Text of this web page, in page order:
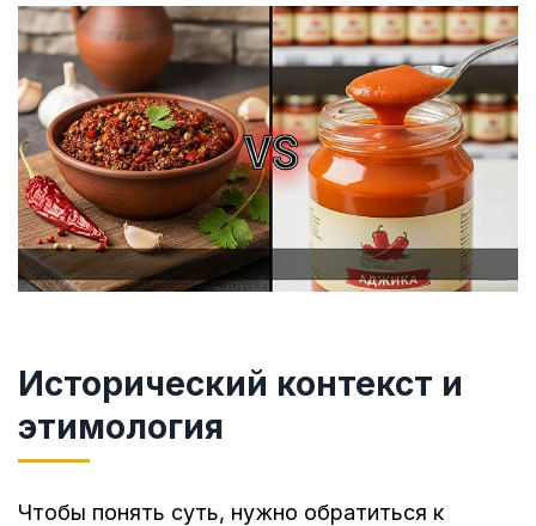
Исторический контекст и
этимология
Чтобы понять суть, нужно обратиться к